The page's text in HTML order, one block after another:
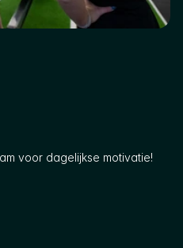
voor dagelijkse motivatie!